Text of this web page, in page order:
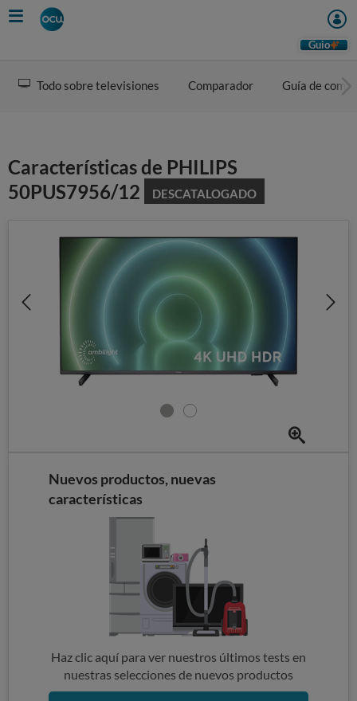
Skip
to
Guio
Todo sobre televisiones Comparador Guía de
Características de PHILIPS
50PUS7956/12
DESCATALOGADO
Nuevos productos, nuevas
características
Haz clic aquí para ver nuestros últimos tests en
nuestras selecciones de nuevos productos